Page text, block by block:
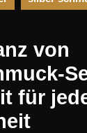
von
für